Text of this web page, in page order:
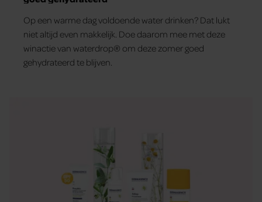
Op een warme dag voldoende water drinken? Dat lukt
niet altijd even makkelijk. Doe daarom mee met deze
winactie van waterdrop® om deze zomer goed
gehydrateerd te blijven.